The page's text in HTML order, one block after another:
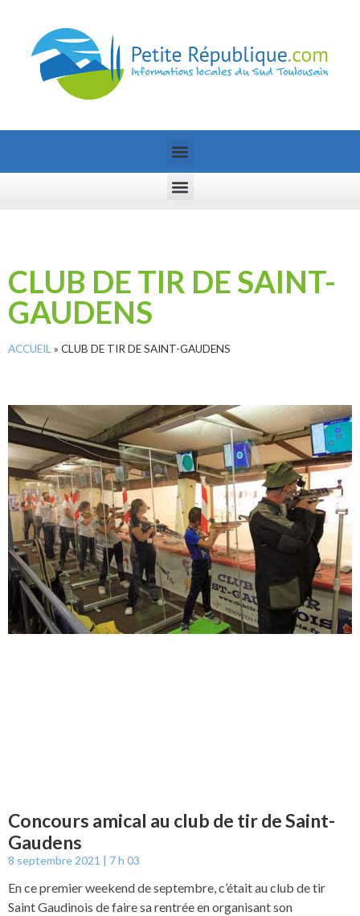
CLUB DE TIR DE SAINT-
GAUDENS
ACCUEIL » CLUB DE TIR DE SAINT-GAUDENS
Concours amical au club de tir de Saint-
Gaudens
8 septembre 2021 7 h 03
En ce premier weekend de septembre, c’était au club de tir
Saint Gaudinois de faire sa rentrée en organisant son